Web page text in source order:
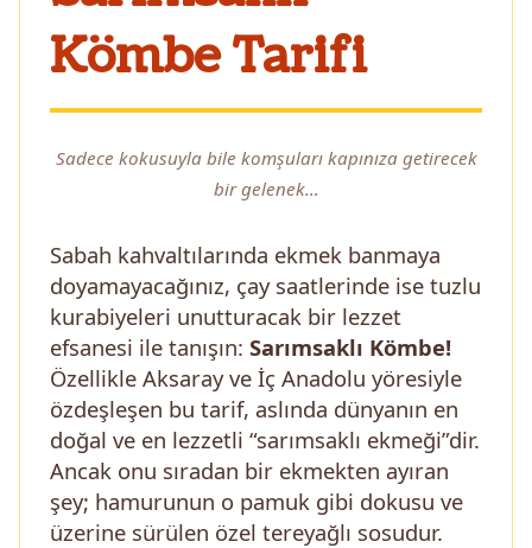
Kömbe Tarifi
Sadece kokusuyla bile komşuları kapınıza getirecek
bir gelenek…
Sabah kahvaltılarında ekmek banmaya
doyamayacağınız, çay saatlerinde ise tuzlu
kurabiyeleri unutturacak bir lezzet
efsanesi ile tanışın: Sarımsaklı Kömbe!
Özellikle Aksaray ve İç Anadolu yöresiyle
özdeşleşen bu tarif, aslında dünyanın en
doğal ve en lezzetli “sarımsaklı ekmeği”dir.
Ancak onu sıradan bir ekmekten ayıran
şey; hamurunun o pamuk gibi dokusu ve
üzerine sürülen özel tereyağlı sosudur.